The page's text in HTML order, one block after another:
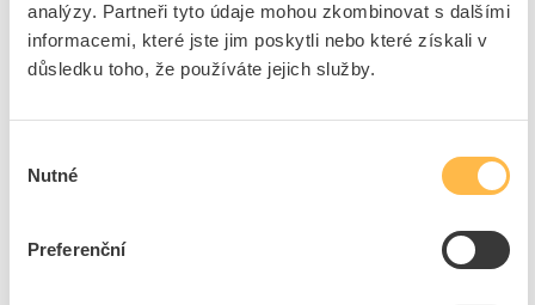
analýzy. Partneři tyto údaje mohou zkombinovat s dalšími
informacemi, které jste jim poskytli nebo které získali v
důsledku toho, že používáte jejich služby.
souhlasu
Nutné
Preferenční
Přední kryty pro tlačítka
Průměr otvoru
30.5 mm
Materiál předního kroužku